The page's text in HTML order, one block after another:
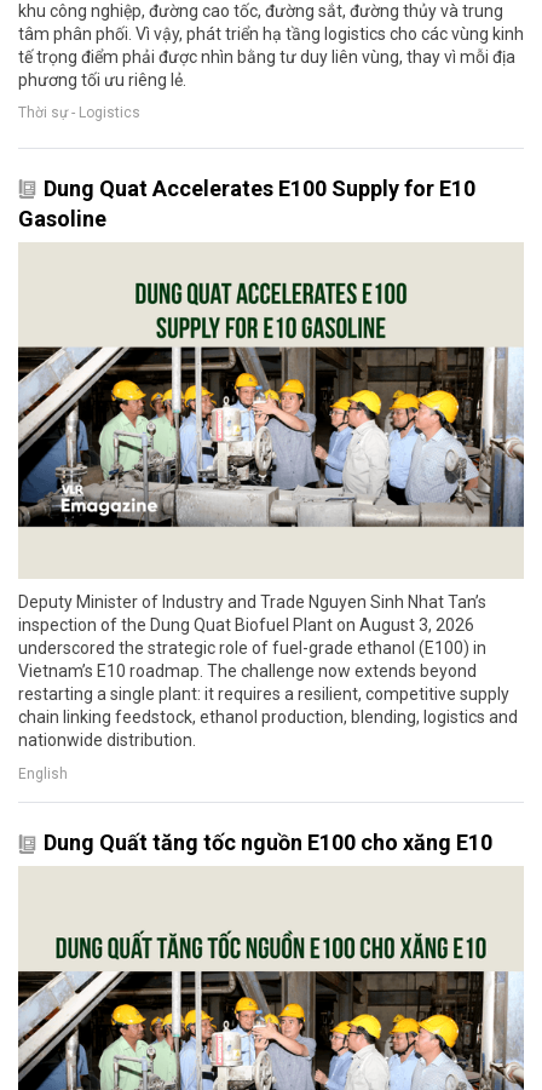
khu công nghiệp, đường cao tốc, đường sắt, đường thủy và trung
tâm phân phối. Vì vậy, phát triển hạ tầng logistics cho các vùng kinh
tế trọng điểm phải được nhìn bằng tư duy liên vùng, thay vì mỗi địa
phương tối ưu riêng lẻ.
Thời sự - Logistics
Dung Quat Accelerates E100 Supply for E10
Gasoline
Deputy Minister of Industry and Trade Nguyen Sinh Nhat Tan’s
inspection of the Dung Quat Biofuel Plant on August 3, 2026
underscored the strategic role of fuel-grade ethanol (E100) in
Vietnam’s E10 roadmap. The challenge now extends beyond
restarting a single plant: it requires a resilient, competitive supply
chain linking feedstock, ethanol production, blending, logistics and
nationwide distribution.
English
Dung Quất tăng tốc nguồn E100 cho xăng E10